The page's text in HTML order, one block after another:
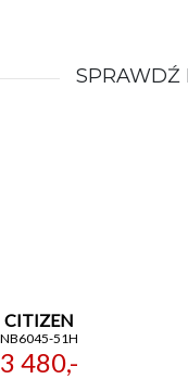
SPRAWDŹ
CITIZEN
NB6045-51H
3 480,-